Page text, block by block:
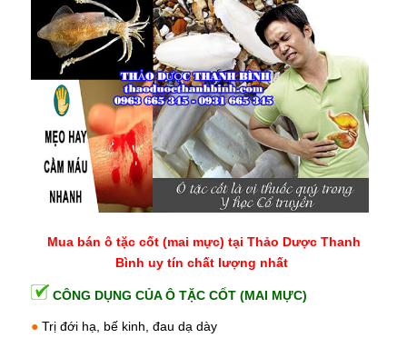
Mua bán ô tặc cốt (mai mực) tại Thảo Dược Thanh
Bình uy tín chất lượng nhất
CÔNG DỤNG CỦA Ô TẶC CỐT (MAI MỰC)
● Trị đới hạ, bế kinh, đau dạ dày